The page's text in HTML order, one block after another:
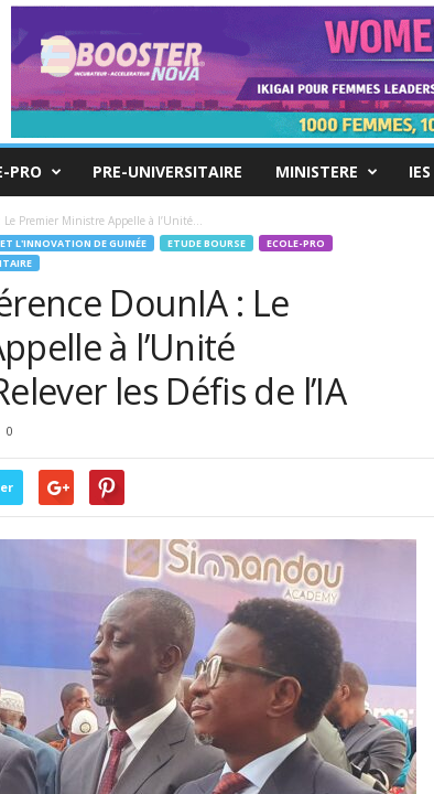
PRO PRE-UNIVERSITAIRE MINISTERE IES
Premier Ministre Appelle à l’Unité...
L'INNOVATION DE GUINÉE ETUDE BOURSE
ECOLE-PRO
DounIA : Le
à l’Unité
les Défis de l’IA
0